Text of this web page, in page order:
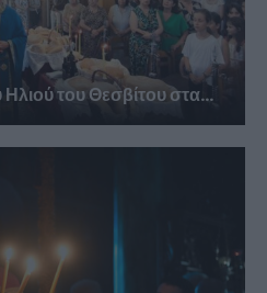
του Θεσβίτου στα...